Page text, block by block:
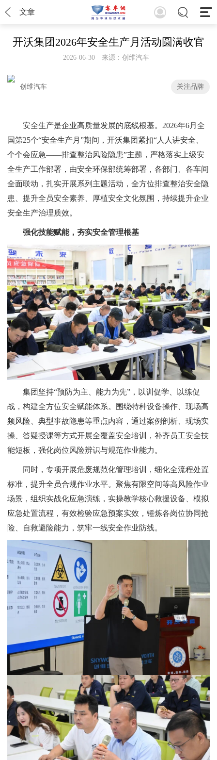
文章
开沃集团2026年安全生产月活动圆满收官
2026-06-30 来源：创维汽车
创维汽车 关注品牌
安全生产是企业高质量发展的底线根基。2026年6月全
国第25个“安全生产月”期间，开沃集团紧扣“人人讲安全、
个个会应急——排查整治风险隐患”主题，严格落实上级安
全生产工作部署，由安全环保部统筹部署，各部门、各车间
全面联动，扎实开展系列主题活动，全方位排查整治安全隐
患、提升全员安全素养、厚植安全文化氛围，持续提升企业
安全生产治理质效。
强化技能赋能，夯实安全管理根基
集团坚持“预防为主、能力为先”，以训促学、以练促
战，构建全方位安全赋能体系。围绕特种设备操作、现场高
频风险、典型事故隐患等重点内容，通过案例剖析、现场实
操、答疑授课等方式开展全覆盖安全培训，补齐员工安全技
能短板，强化岗位风险辨识与规范作业能力。
同时，专项开展危废规范化管理培训，细化全流程处置
标准，提升全员合规作业水平。聚焦有限空间等高风险作业
场景，组织实战化应急演练，实操教学核心救援设备、模拟
应急处置流程，有效检验应急预案实效，锤炼各岗位协同抢
险、自救避险能力，筑牢一线安全作业防线。